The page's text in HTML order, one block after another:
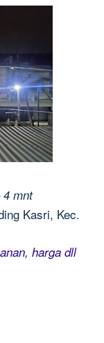
mnt
Kasri, Kec.
harga dll